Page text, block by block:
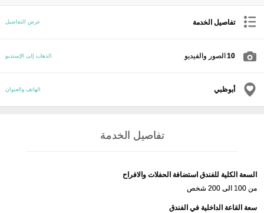
تفاصيل الخدمة عرض التفاصيل
10 الصور والفيديو الذهاب إلى الإستديو
أبوظبي الهاتف والعنوان
تفاصيل الخدمة
السعة الكلية للفندق استضافة الحفلات والافراح
من 100 الى 200 شخص
سعة القاعة الداخلية في الفندق